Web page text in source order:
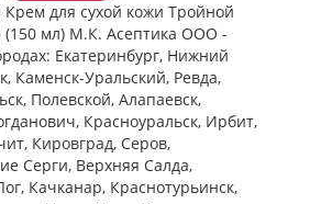
для сухой кожи Тройной
(150 мл) М.К. Асептика ООО -
Екатеринбург, Нижний
Каменск-Уральский, Ревда,
Полевской, Алапаевск,
Красноуральск, Ирбит,
Кировград, Серов,
Cерги, Верхняя Салда,
Качканар, Краснотурьинск,